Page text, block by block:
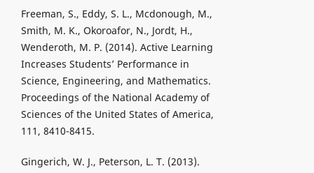
Freeman, S., Eddy, S. L., Mcdonough, M.,
Smith, M. K., Okoroafor, N., Jordt, H.,
Wenderoth, M. P. (2014). Active Learning
Increases Students’ Performance in
Science, Engineering, and Mathematics.
Proceedings of the National Academy of
Sciences of the United States of America,
111, 8410-8415.
Gingerich, W. J., Peterson, L. T. (2013).